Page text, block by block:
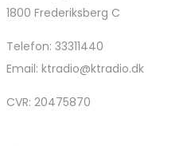
1800 Frederiksberg C
Telefon: 33311440
Email: ktradio@ktradio.dk
CVR: 20475870